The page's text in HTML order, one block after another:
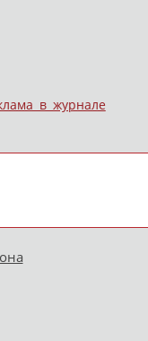
в журнале